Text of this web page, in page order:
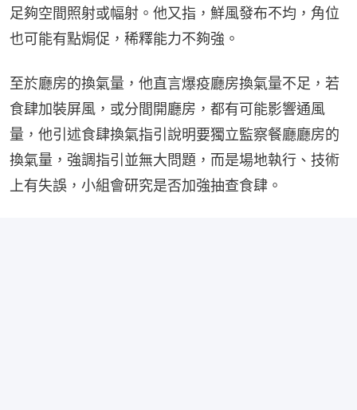
足夠空間照射或幅射。他又指，鮮風發布不均，角位
也可能有點焗促，稀釋能力不夠強。
至於廳房的換氣量，他直言爆疫廳房換氣量不足，若
食肆加裝屏風，或分間開廳房，都有可能影響通風
量，他引述食肆換氣指引說明要獨立監察餐廳廳房的
換氣量，強調指引並無大問題，而是場地執行、技術
上有失誤，小組會研究是否加強抽查食肆。